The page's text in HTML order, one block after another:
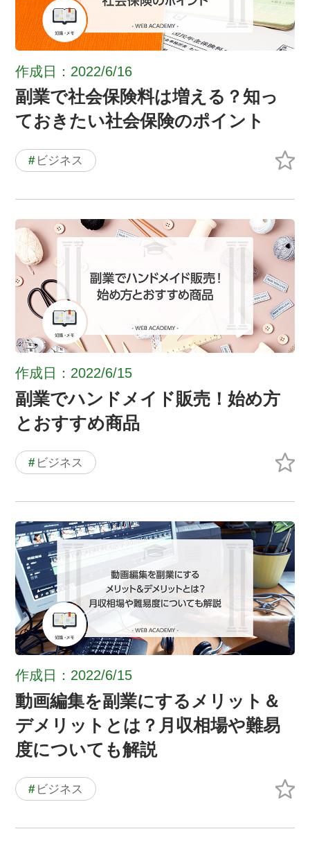
作成日：2022/6/16
副業で社会保険料は増える？知っ
ておきたい社会保険のポイント
# ビジネス
作成日：2022/6/15
副業でハンドメイド販売！始め方
とおすすめ商品
# ビジネス
作成日：2022/6/15
動画編集を副業にするメリット＆
デメリットとは？月収相場や難易
度についても解説
# ビジネス